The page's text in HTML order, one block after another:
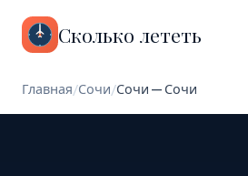
Сколько лететь
Главная/Сочи/Сочи — Сочи